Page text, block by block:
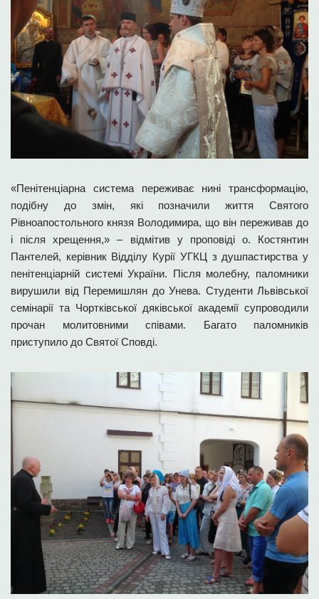
«Пенітенціарна система переживає нині трансформацію,
подібну до змін, які позначили життя Святого
Рівноапостольного князя Володимира, що він переживав до
і після хрещення,» – відмітив у проповіді о. Костянтин
Пантелей, керівник Відділу Курії УГКЦ з душпастирства у
пенітенціарній системі України. Після молебну, паломники
вирушили від Перемишлян до Унева. Студенти Львівської
семінарії та Чортківської дяківської академії супроводили
прочан молитовними співами. Багато паломників
приступило до Святої Сповді.